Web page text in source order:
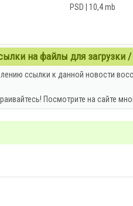
PSD | 10,4 mb
на файлы для загрузки /
ссылки к данной новости
Посмотрите на сайте